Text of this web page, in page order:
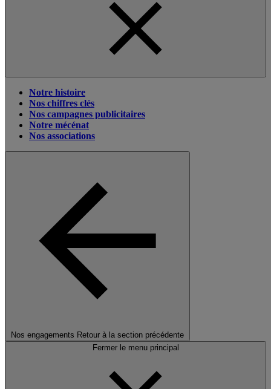
Notre histoire
Nos chiffres clés
Nos campagnes publicitaires
Notre mécénat
Nos associations
Nos engagements Retour à la section précédente
Fermer le menu principal